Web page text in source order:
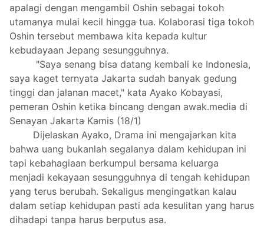
apalagi dengan mengambil Oshin sebagai tokoh
utamanya mulai kecil hingga tua. Kolaborasi tiga tokoh
Oshin tersebut membawa kita kepada kultur
kebudayaan Jepang sesungguhnya.
"Saya senang bisa datang kembali ke Indonesia,
saya kaget ternyata Jakarta sudah banyak gedung
tinggi dan jalanan macet," kata Ayako Kobayasi,
pemeran Oshin ketika bincang dengan awak.media di
Senayan Jakarta Kamis (18/1)
Dijelaskan Ayako, Drama ini mengajarkan kita
bahwa uang bukanlah segalanya dalam kehidupan ini
tapi kebahagiaan berkumpul bersama keluarga
menjadi kekayaan sesungguhnya di tengah kehidupan
yang terus berubah. Sekaligus mengingatkan kalau
dalam setiap kehidupan pasti ada kesulitan yang harus
dihadapi tanpa harus berputus asa.